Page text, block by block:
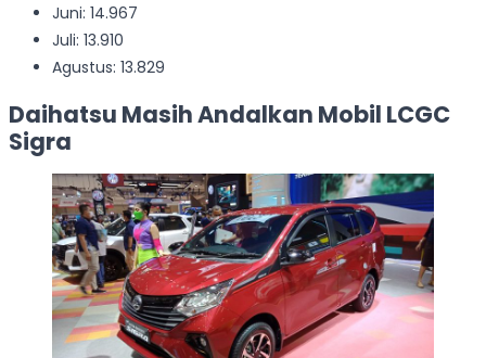
Juni: 14.967
Juli: 13.910
Agustus: 13.829
Daihatsu Masih Andalkan Mobil LCGC
Sigra